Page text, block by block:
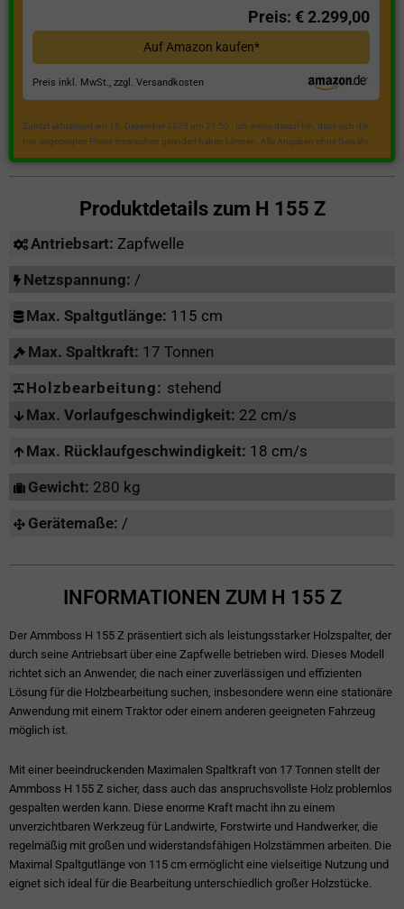
Preis: € 2.299,00
Auf Amazon kaufen*
Preis inkl. MwSt., zzgl. Versandkosten
Zuletzt aktualisiert am 18. Dezember 2023 um 21:50 . Ich weise darauf hin, dass sich die
hier angezeigten Preise inzwischen geändert haben können. Alle Angaben ohne Gewähr.
Produktdetails zum H 155 Z
Antriebsart: Zapfwelle
Netzspannung: /
Max. Spaltgutlänge: 115 cm
Max. Spaltkraft: 17 Tonnen
Holzbearbeitung: stehend
Max. Vorlaufgeschwindigkeit: 22 cm/s
Max. Rücklaufgeschwindigkeit: 18 cm/s
Gewicht: 280 kg
Gerätemaße: /
INFORMATIONEN ZUM H 155 Z
Der Ammboss H 155 Z präsentiert sich als leistungsstarker Holzspalter, der
durch seine Antriebsart über eine Zapfwelle betrieben wird. Dieses Modell
richtet sich an Anwender, die nach einer zuverlässigen und effizienten
Lösung für die Holzbearbeitung suchen, insbesondere wenn eine stationäre
Anwendung mit einem Traktor oder einem anderen geeigneten Fahrzeug
möglich ist.
Mit einer beeindruckenden Maximalen Spaltkraft von 17 Tonnen stellt der
Ammboss H 155 Z sicher, dass auch das anspruchsvollste Holz problemlos
gespalten werden kann. Diese enorme Kraft macht ihn zu einem
unverzichtbaren Werkzeug für Landwirte, Forstwirte und Handwerker, die
regelmäßig mit großen und widerstandsfähigen Holzstämmen arbeiten. Die
Maximal Spaltgutlänge von 115 cm ermöglicht eine vielseitige Nutzung und
eignet sich ideal für die Bearbeitung unterschiedlich großer Holzstücke.